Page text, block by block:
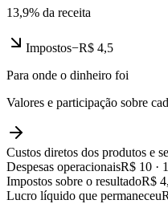
13,9% da receita
Impostos−R$ 4,5
Para onde o dinheiro foi
Valores e participação sobre
Custos diretos dos produtos e
Despesas operacionaisR$ 10 ·
Impostos sobre o resultadoR$
Lucro líquido que permaneceu